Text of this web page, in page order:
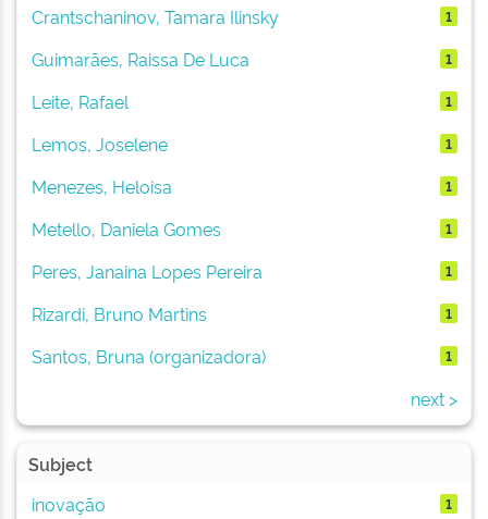
Crantschaninov, Tamara Ilinsky 1
Guimarães, Raissa De Luca 1
Leite, Rafael 1
Lemos, Joselene 1
Menezes, Heloisa 1
Metello, Daniela Gomes 1
Peres, Janaina Lopes Pereira 1
Rizardi, Bruno Martins 1
Santos, Bruna (organizadora) 1
next >
Subject
inovação
1